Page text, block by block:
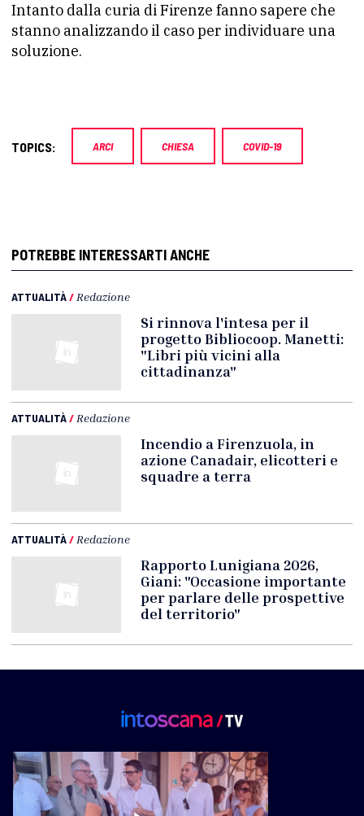
Intanto dalla curia di Firenze fanno sapere che
stanno analizzando il caso per individuare una
soluzione.
TOPICS: ARCI CHIESA COVID-19
POTREBBE INTERESSARTI ANCHE
ATTUALITÀ/ Redazione
Si rinnova l'intesa per il
progetto Bibliocoop. Manetti:
"Libri più vicini alla
cittadinanza"
ATTUALITÀ/ Redazione
Incendio a Firenzuola, in
azione Canadair, elicotteri e
squadre a terra
ATTUALITÀ/ Redazione
Rapporto Lunigiana 2026,
Giani: "Occasione importante
per parlare delle prospettive
del territorio"